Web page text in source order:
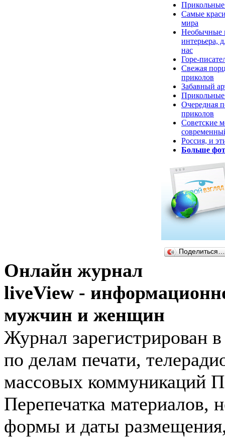
Самые
мира
Необычные
интерьера,
нас
Горе-
Свежая
приколов
Забавный
Прикольные
Очередная
приколов
Советские
Россия, и
Больше
Поделиться…
Онлайн журнал
liveView -
мужчин и женщин
Журнал зарегистрирован
по делам печати,
массовых коммуникаций
Перепечатка материалов,
формы и даты